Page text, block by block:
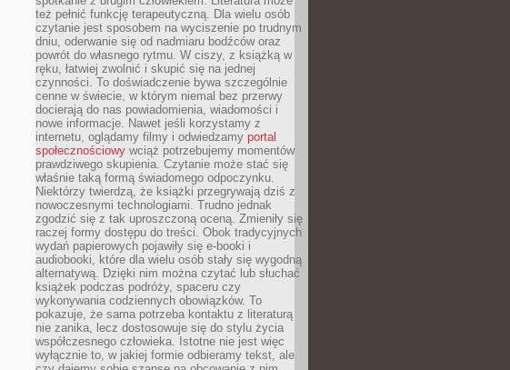
też pełnić funkcję terapeutyczną. Dla wielu osób
czytanie jest sposobem na wyciszenie po trudnym
dniu, oderwanie się od nadmiaru bodźców oraz
powrót do własnego rytmu. W ciszy, z książką w
ręku, łatwiej zwolnić i skupić się na jednej
czynności. To doświadczenie bywa szczególnie
cenne w świecie, w którym niemal bez przerwy
docierają do nas powiadomienia, wiadomości i
nowe informacje. Nawet jeśli korzystamy z
internetu, oglądamy filmy i odwiedzamy portal
społecznościowy wciąż potrzebujemy momentów
prawdziwego skupienia. Czytanie może stać się
właśnie taką formą świadomego odpoczynku.
Niektórzy twierdzą, że książki przegrywają dziś z
nowoczesnymi technologiami. Trudno jednak
zgodzić się z tak uproszczoną oceną. Zmieniły się
raczej formy dostępu do treści. Obok tradycyjnych
wydań papierowych pojawiły się e-booki i
audiobooki, które dla wielu osób stały się wygodną
alternatywą. Dzięki nim można czytać lub słuchać
książek podczas podróży, spaceru czy
wykonywania codziennych obowiązków. To
pokazuje, że sama potrzeba kontaktu z literaturą
nie zanika, lecz dostosowuje się do stylu życia
współczesnego człowieka. Istotne nie jest więc
wyłącznie to, w jakiej formie odbieramy tekst, ale